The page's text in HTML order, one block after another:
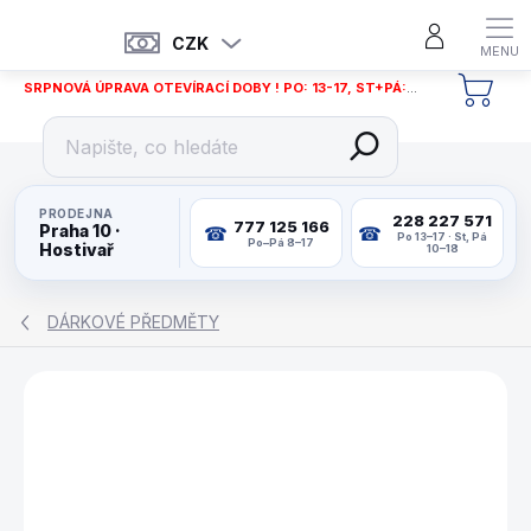
CZK
SRPNOVÁ ÚPRAVA OTEVÍRACÍ DOBY ! PO: 13-17, ST+PÁ: 12-18
PRODEJNA
Praha 10 ·
Hostivař
777 125 166
Po–Pá 8–17
228 227 571
Po 13–17 · St, Pá
10–18
DÁRKOVÉ PŘEDMĚTY